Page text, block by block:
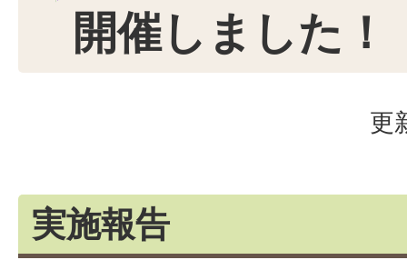
開催しました！
更
実施報告